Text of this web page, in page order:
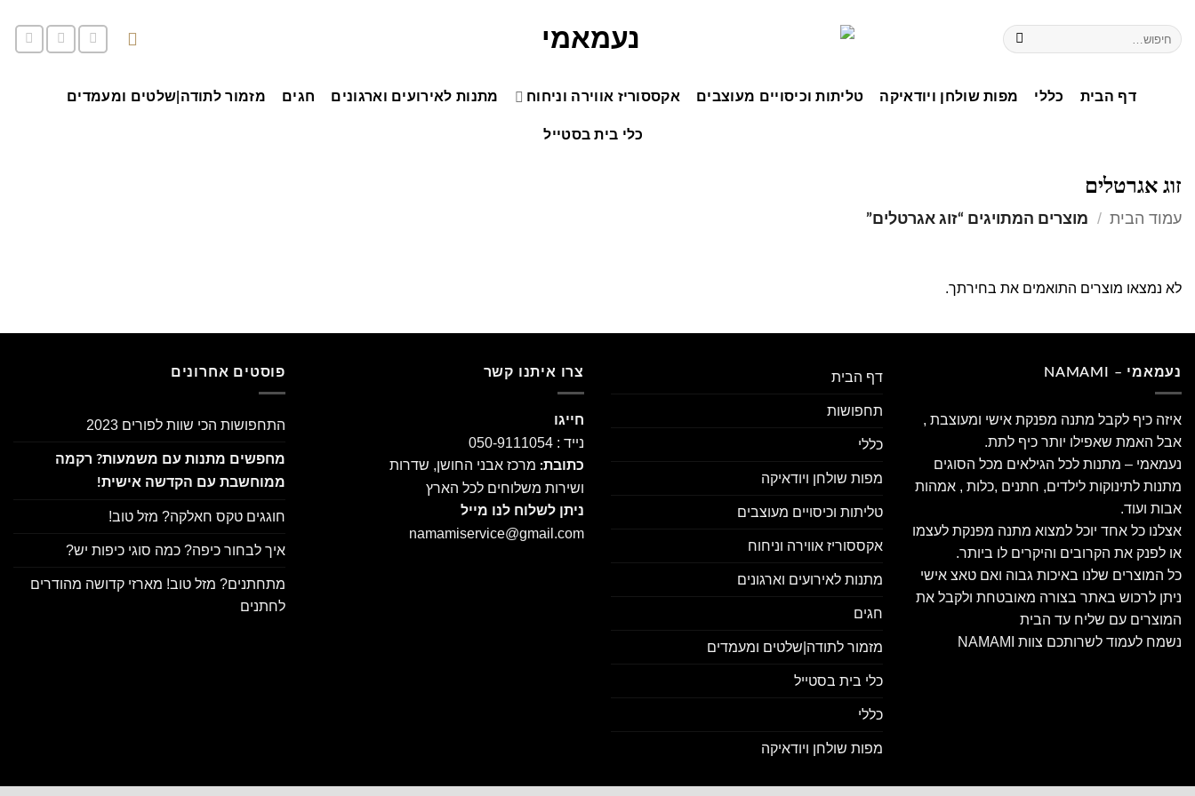
דף הבית כללי מפות שולחן ויודאיקה טליתות וכיסויים מעוצבים אקססוריז אווירה וניחוח מתנות לאירועים וארגונים חגים מזמור לתודה|שלטים ומעמדים
כלי בית בסטייל
זוג אגרטלים
עמוד הבית / מוצרים המתויגים “זוג אגרטלים”
לא נמצאו מוצרים התואמים את בחירתך.
נעמאמי – NAMAMI
איזה כיף לקבל מתנה מפנקת אישי ומעוצבת ,
אבל האמת שאפילו יותר כיף לתת.
נעמאמי – מתנות לכל הגילאים מכל הסוגים
מתנות לתינוקות לילדים, חתנים ,כלות , אמהות
אבות ועוד.
אצלנו כל אחד יוכל למצוא מתנה מפנקת לעצמו
או לפנק את הקרובים והיקרים לו ביותר.
כל המוצרים שלנו באיכות גבוה ואם טאצ אישי
ניתן לרכוש באתר בצורה מאובטחת ולקבל את
המוצרים עם שליח עד הבית
נשמח לעמוד לשרותכם צוות NAMAMI
דף הבית
תחפושות
כללי
מפות שולחן ויודאיקה
טליתות וכיסויים מעוצבים
אקססוריז אווירה וניחוח
מתנות לאירועים וארגונים
חגים
מזמור לתודה|שלטים ומעמדים
כלי בית בסטייל
כללי
מפות שולחן ויודאיקה
צרו איתנו קשר
חייגו
נייד : 050-9111054
כתובת: מרכז אבני החושן, שדרות
ושירות משלוחים לכל הארץ
ניתן לשלוח לנו מייל
namamiservice@gmail.com
פוסטים אחרונים
התחפושות הכי שוות לפורים 2023
מחפשים מתנות עם משמעות? רקמה
ממוחשבת עם הקדשה אישית!
חוגגים טקס חאלקה? מזל טוב!
איך לבחור כיפה? כמה סוגי כיפות יש?
מתחתנים? מזל טוב! מארזי קדושה מהודרים
לחתנים